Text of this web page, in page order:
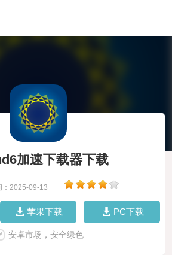
加速下载器下载
：2025-09-13
苹果下载 PC下载
安卓市场，安全绿色